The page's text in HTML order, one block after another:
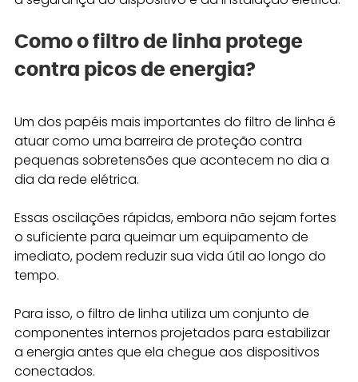
Como o filtro de linha protege
contra picos de energia?
Um dos papéis mais importantes do filtro de linha é
atuar como uma barreira de proteção contra
pequenas sobretensões que acontecem no dia a
dia da rede elétrica.
Essas oscilações rápidas, embora não sejam fortes
o suficiente para queimar um equipamento de
imediato, podem reduzir sua vida útil ao longo do
tempo.
Para isso, o filtro de linha utiliza um conjunto de
componentes internos projetados para estabilizar
a energia antes que ela chegue aos dispositivos
conectados.